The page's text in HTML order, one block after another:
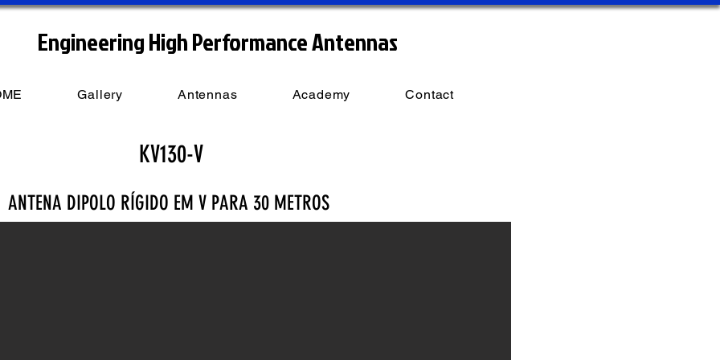
Engineering High Performance Antennas
Gallery Antennas Academy Contact
KV130-V
ANTENA DIPOLO RÍGIDO EM V PARA 30 METROS